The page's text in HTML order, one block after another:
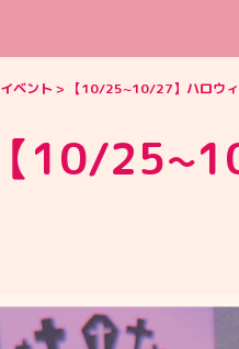
イベント 【10/25~10/27】ハロウ
【10/